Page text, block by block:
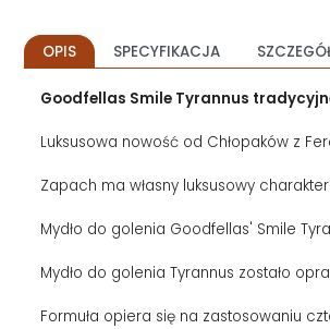
OPIS SPECYFIKACJA
Goodfellas Smile Tyrannus
Luksusowa nowość od Chłopaków z
Zapach ma własny luksusowy
Mydło do golenia Goodfellas' Smile
Mydło do golenia Tyrannus zostało
Formuła opiera się na zastosowaniu